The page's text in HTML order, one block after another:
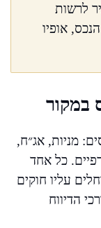
לרשות
אופיו
במקור
מניות, אג״ח,
כל אחד
עליו חוקים
הדיווח